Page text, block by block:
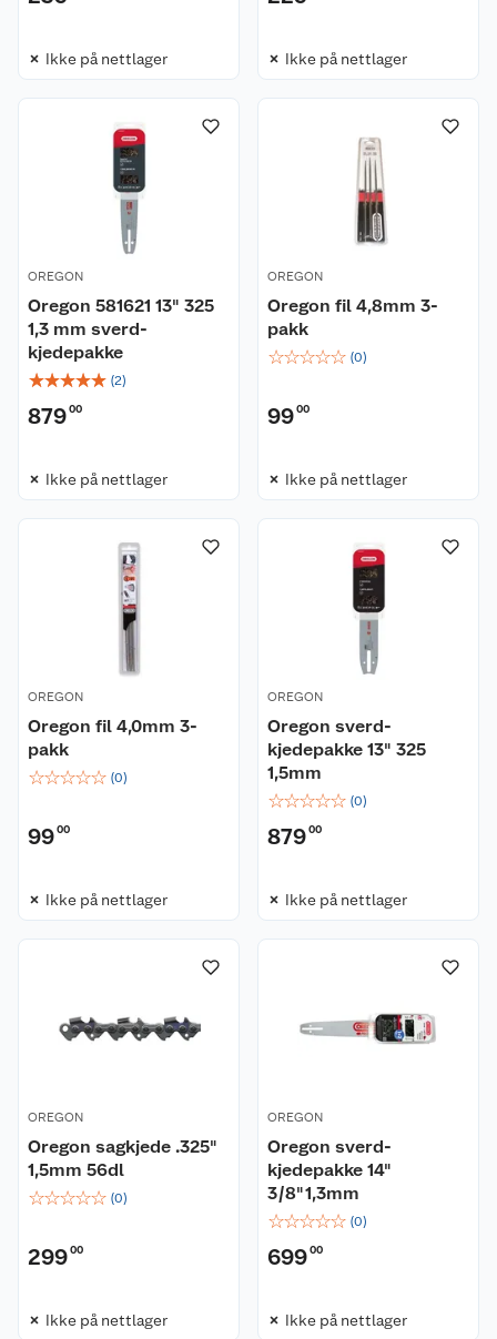
Ikke på nettlager Ikke på nettlager
OREGON
Oregon 581621 13" 325
1,3 mm sverd-
kjedepakke
☆☆☆☆☆ (2)
87900
Ikke på nettlager
OREGON
Oregon fil 4,8mm 3-
pakk
☆☆☆☆☆ (0)
9900
Ikke på nettlager
OREGON
Oregon fil 4,0mm 3-
pakk
☆☆☆☆☆ (0)
9900
Ikke på nettlager
OREGON
Oregon sverd-
kjedepakke 13" 325
1,5mm
☆☆☆☆☆ (0)
87900
Ikke på nettlager
OREGON
Oregon sagkjede .325"
1,5mm 56dl
☆☆☆☆☆ (0)
29900
Ikke på nettlager
OREGON
Oregon sverd-
kjedepakke 14"
3/8"1,3mm
☆☆☆☆☆ (0)
69900
Ikke på nettlager